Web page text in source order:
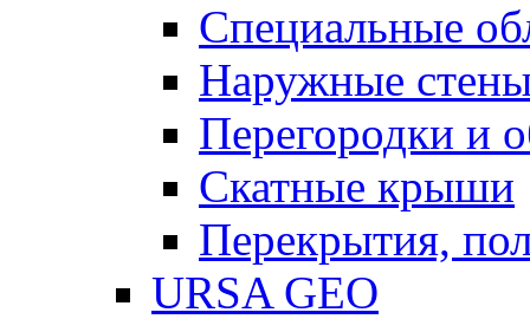
Специальные
Наружные
Перегородки и
Скатные крыши
Перекрытия,
URSA GEO